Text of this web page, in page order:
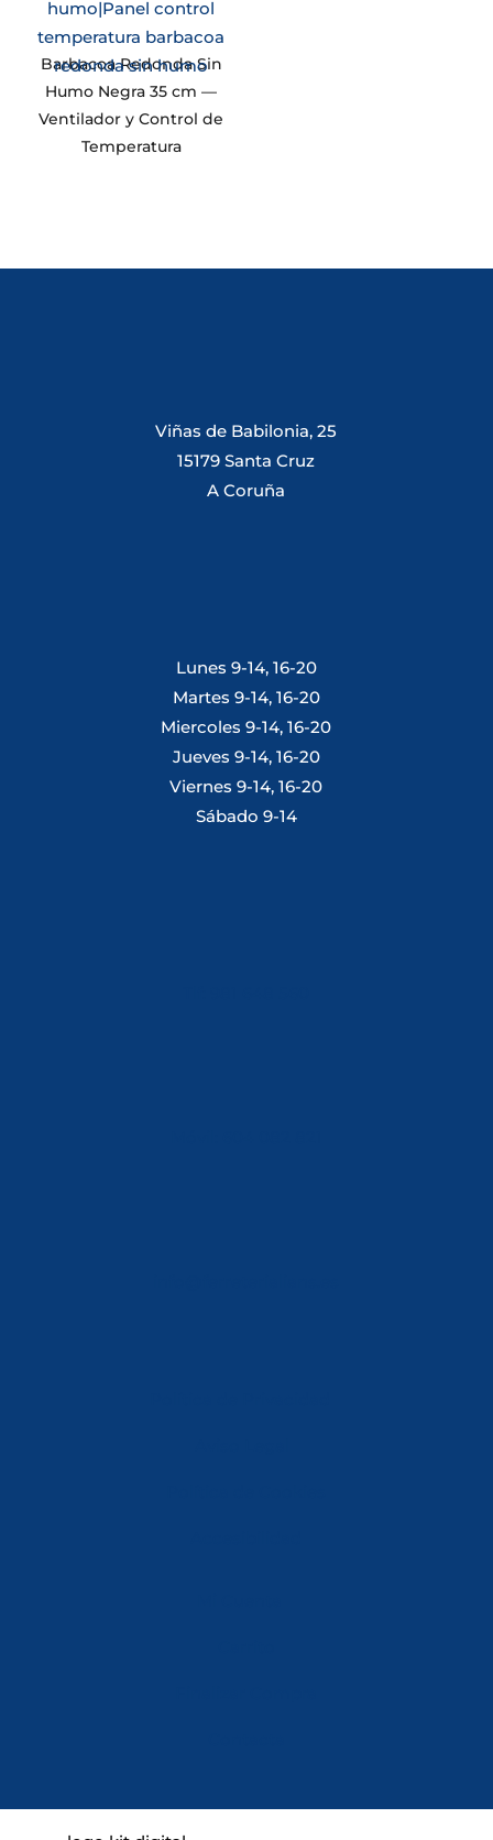
Barbacoa Redonda Sin
Humo Negra 35 cm —
Ventilador y Control de
Temperatura
Viñas de Babilonia, 25
15179 Santa Cruz
A Coruña
Lunes 9-14, 16-20
Martes 9-14, 16-20
Miercoles 9-14, 16-20
Jueves 9-14, 16-20
Viernes 9-14, 16-20
Sábado 9-14